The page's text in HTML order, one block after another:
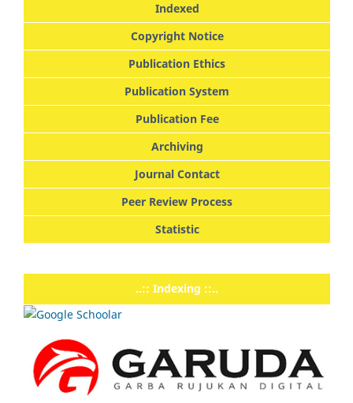
Indexed
Copyright Notice
Publication Ethics
Publication System
Publication Fee
Archiving
Journal Contact
Peer Review Process
Statistic
..:: Indexing ::..